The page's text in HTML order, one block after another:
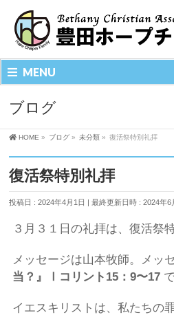
MENU
ブログ
HOME » ブログ » 未分類 » 復活祭特別礼拝
復活祭特別礼拝
投稿日 : 2024年4月1日 最終更新日時 : 2024年6
３月３１日の礼拝は、復活祭
メッセージは山本牧師。メッ
当？』Ⅰコリント15：9〜17
イエスキリストは、私たちの